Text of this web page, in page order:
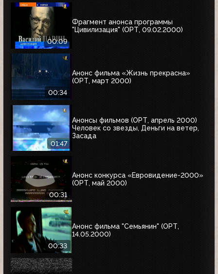
00:09
Фрагмент анонса программы
"Цивилизация" (ОРТ, 09.02.2000)
00:34
Анонс фильма «Жизнь прекрасна»
(ОРТ, март 2000)
01:47
Анонсы фильмов (ОРТ, апрель 2000)
Человек со звезды, Деньги на ветер,
Засада
00:31
Анонс конкурса «Евровидение-2000»
(ОРТ, май 2000)
00:33
Анонс фильма "Семьянин" (ОРТ,
14.05.2000)